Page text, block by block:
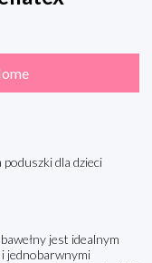
dla dzieci
jest idealnym
jednobarwnymi